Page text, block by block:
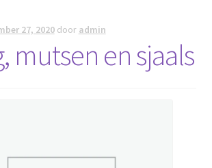
27, 2020 door admin
mutsen en sjaals